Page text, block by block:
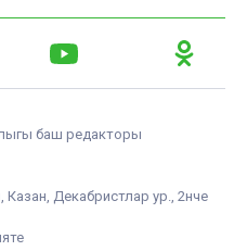
баш редакторы
Казан, Декабристлар ур., 2нче